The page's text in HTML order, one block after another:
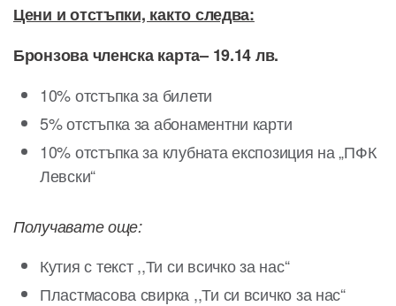
Цени и отстъпки, както следва:
Бронзова членска карта–19.14 лв.
10% отстъпка за билети
5% отстъпка за абонаментни карти
10% отстъпка за клубната експозиция на „ПФК
Левски“
Получавате още:
Кутия с текст ,,Ти си всичко за нас“
Пластмасова свирка ,,Ти си всичко за нас“